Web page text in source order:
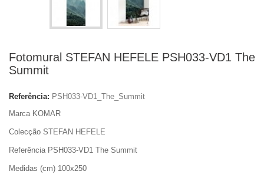
Fotomural STEFAN HEFELE PSH033-VD1 The
Summit
Referência: PSH033-VD1_The_Summit
Marca KOMAR
Colecção STEFAN HEFELE
Referência PSH033-VD1 The Summit
Medidas (cm) 100x250